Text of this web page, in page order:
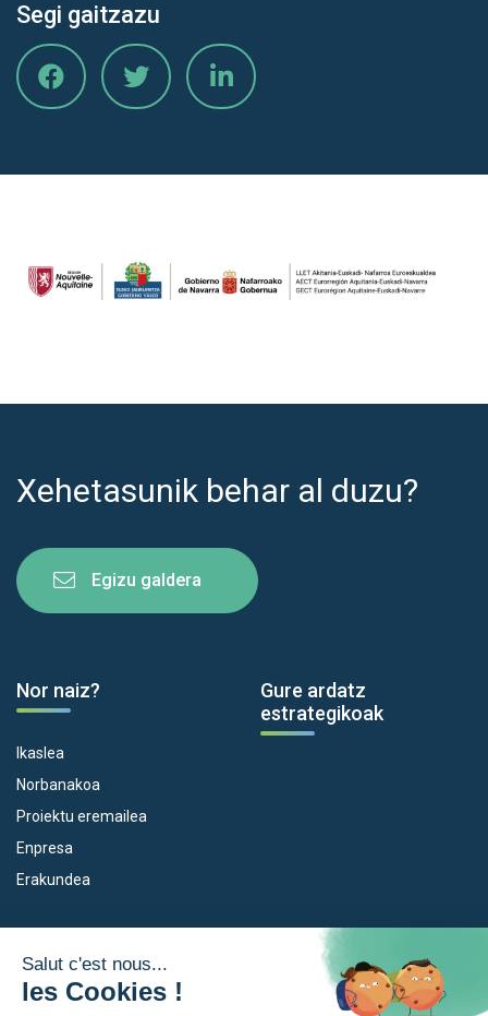
Segi gaitzazu
Xehetasunik behar al duzu?
Egizu galdera
Nor naiz?
Ikaslea
Norbanakoa
Proiektu eremailea
Enpresa
Erakundea
Gure ardatz
estrategikoak
Empleo
Euroeskualdea
Zer da Euroeskualdea?